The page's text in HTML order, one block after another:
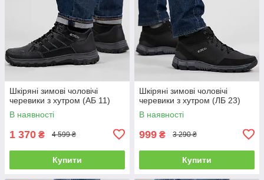
Шкіряні зимові чоловічі
черевики з хутром (АБ 11)
В наявності
1 370 ₴ 4 599 ₴
Купити
Шкіряні зимові чоловічі
черевики з хутром (ЛБ 23)
В наявності
999 ₴ 3 290 ₴
Купити